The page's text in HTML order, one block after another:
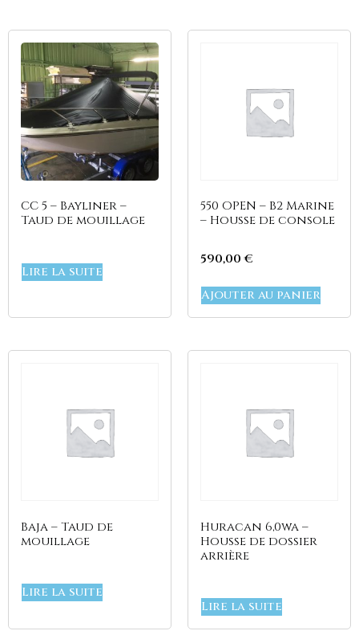
CC 5 – Bayliner –
Taud de mouillage
Lire la suite
550 OPEN – B2 Marine
– Housse de console
590,00€
Ajouter au panier
Baja – Taud de
mouillage
Lire la suite
Huracan 6,0wa –
Housse de dossier
arrière
Lire la suite